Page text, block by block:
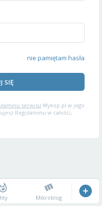
nie pamiętam hasła
SIĘ
serwisu Wykop.pl w jego
Regulaminu w całości,
Mikroblog